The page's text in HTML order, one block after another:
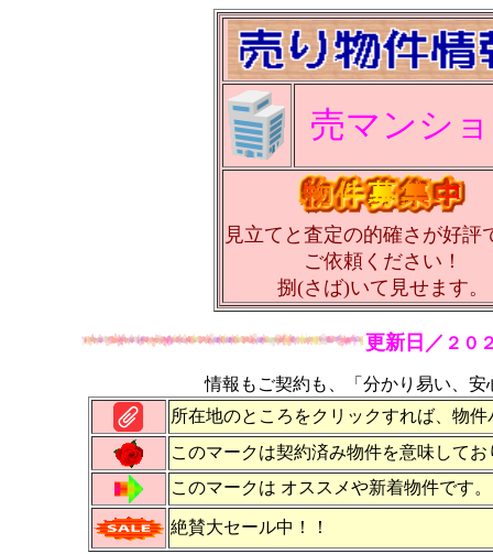
売マンシ
見立てと査定の的確さが好評
ご依頼ください！
捌(さば)いて見せます。
更新日／ ２０
情報もご契約も、「分かり易い、
所在地のところをクリックすれば、物
このマークは契約済み物件を意味して
このマークは オススメや新着物件です。
絶賛大セール中！！